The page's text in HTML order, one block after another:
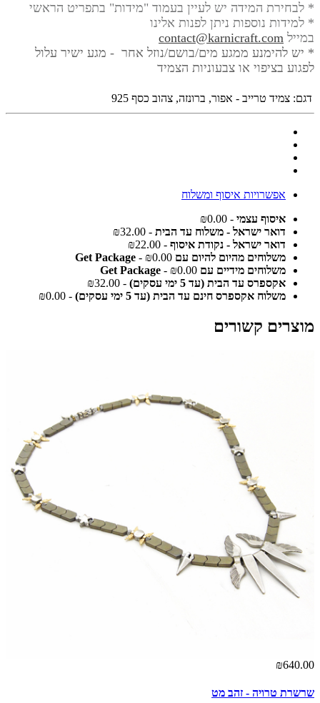
* לבחירת המידה יש לעיין בעמוד "מידות" בתפריט הראשי
* למידות נוספות ניתן לפנות אלינו
במייל contact@karnicraft.com
* יש להימנע ממגע מים/בושם/נוזל אחר - מגע ישיר עלול
לפגוע בציפוי או צבעוניות הצמיד
דגם: צמיד טרייב - אפור, ברונזה, צהוב כסף 925
אפשרויות איסוף ומשלוח
איסוף עצמי - ₪0.00
דואר ישראל - משלוח עד הבית - ₪32.00
דואר ישראל - נקודת איסוף - ₪22.00
משלוחים מהיום להיום עם Get Package - ₪0.00
משלוחים מידיים עם Get Package - ₪0.00
אקספרס עד הבית (עד 5 ימי עסקים)
- ₪32.00
משלוח אקספרס חינם עד הבית (עד 5 ימי עסקים)
- ₪0.00
מוצרים קשורים
₪640.00
שרשרת טרויה - זהב מט